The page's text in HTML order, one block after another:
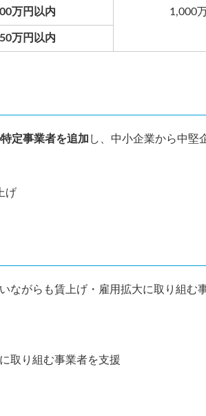
1,000
万円以内
万円以内
定事業者を追加 し、中小企業から中堅
げ
ながらも賃上げ・雇用拡大に取り組む
取り組む事業者を支援